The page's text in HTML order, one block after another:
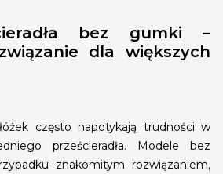
bez gumki –
dla większych
często napotykają trudności w
prześcieradła. Modele bez
znakomitym rozwiązaniem,